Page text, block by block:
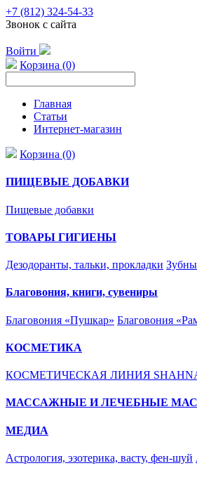
+7 (812) 324-54-33
Звонок с сайта
Войти
Корзина (0)
Главная
Статьи
Интернет-магазин
Корзина (0)
ПИЩЕВЫЕ ДОБАВКИ
Пищевые добавки
ТОВАРЫ ГИГИЕНЫ
Дезодоранты, тальки, прокладки
Благовония, книги, сувениры
Благовония «Пушкар» Благовония
КОСМЕТИКА
КОСМЕТИЧЕСКАЯ ЛИНИЯ
МАССАЖНЫЕ И ЛЕЧЕБНЫЕ
МЕДИА
Астрология, эзотерика, васту, фен-шуй